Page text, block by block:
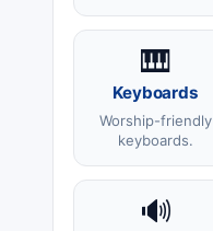
🎹
Keyboards
Worship-friendly
keyboards.
🔊